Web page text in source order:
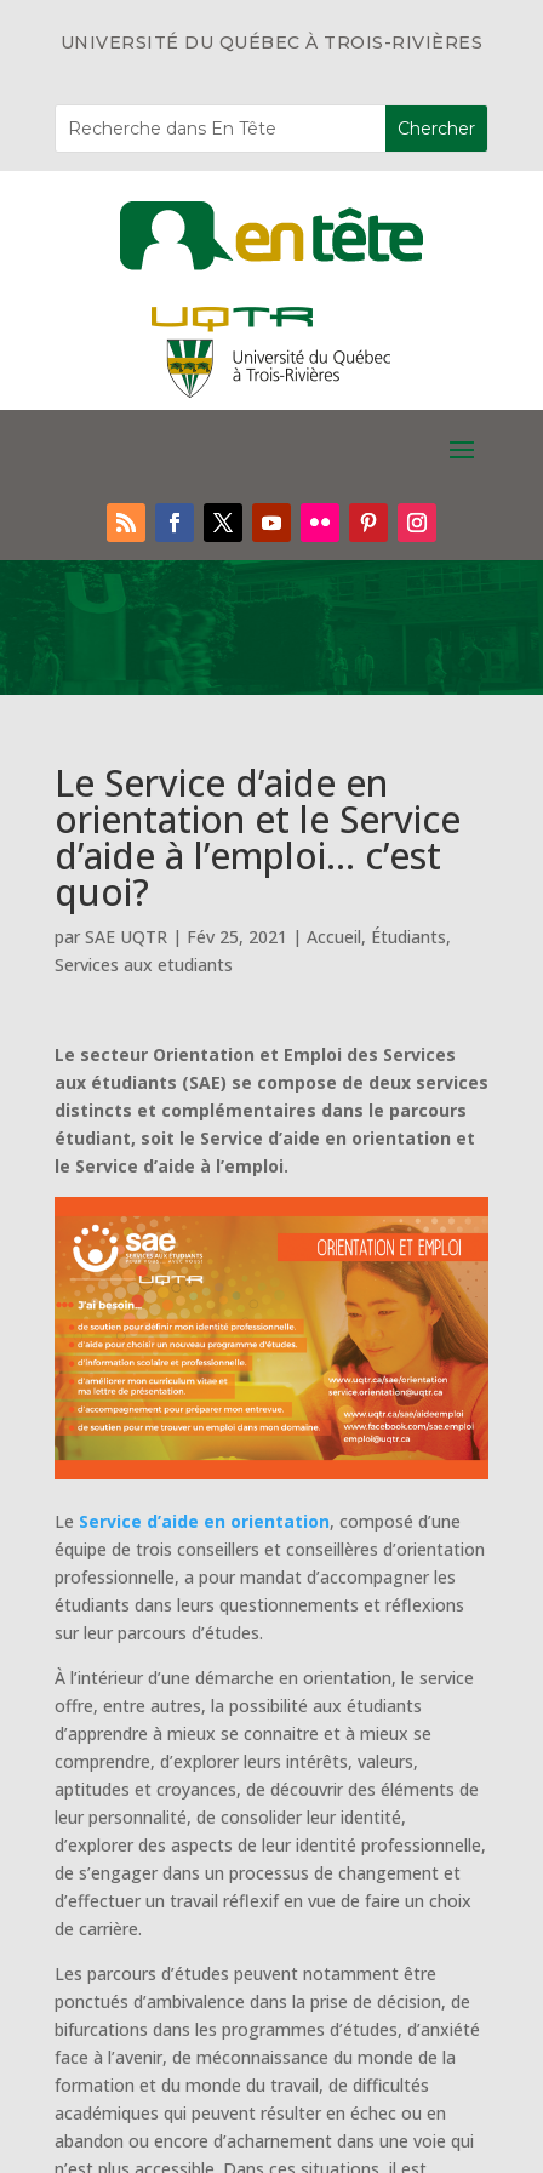
UNIVERSITÉ DU QUÉBEC À TROIS-RIVIÈRES
Le Service d’aide en
orientation et le Service
d’aide à l’emploi… c’est
quoi?
par SAE UQTR| Fév 25, 2021 | Accueil, Étudiants,
Services aux etudiants
Le secteur Orientation et Emploi des Services
aux étudiants (SAE) se compose de deux services
distincts et complémentaires dans le parcours
étudiant, soit le Service d’aide en orientation et
le Service d’aide à l’emploi.
Le Service d’aide en orientation, composé d’une
équipe de trois conseillers et conseillères d’orientation
professionnelle, a pour mandat d’accompagner les
étudiants dans leurs questionnements et réflexions
sur leur parcours d’études.
À l’intérieur d’une démarche en orientation, le service
offre, entre autres, la possibilité aux étudiants
d’apprendre à mieux se connaitre et à mieux se
comprendre, d’explorer leurs intérêts, valeurs,
aptitudes et croyances, de découvrir des éléments de
leur personnalité, de consolider leur identité,
d’explorer des aspects de leur identité professionnelle,
de s’engager dans un processus de changement et
d’effectuer un travail réflexif en vue de faire un choix
de carrière.
Les parcours d’études peuvent notamment être
ponctués d’ambivalence dans la prise de décision, de
bifurcations dans les programmes d’études, d’anxiété
face à l’avenir, de méconnaissance du monde de la
formation et du monde du travail, de difficultés
académiques qui peuvent résulter en échec ou en
abandon ou encore d’acharnement dans une voie qui
n’est plus accessible. Dans ces situations, il est